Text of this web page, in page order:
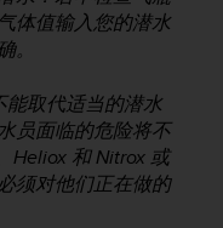
体值输入您的潜水
能取代适当的潜水
员面临的危险将不
Heliox 和 Nitrox 或
须对他们正在做的